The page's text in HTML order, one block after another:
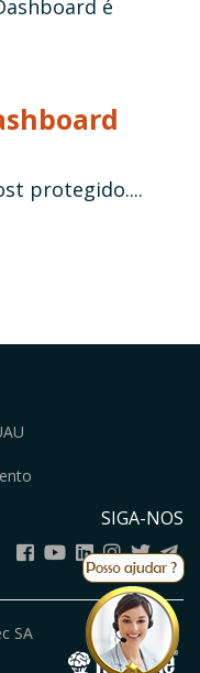
é
protegido....
SIGA-NOS
SA